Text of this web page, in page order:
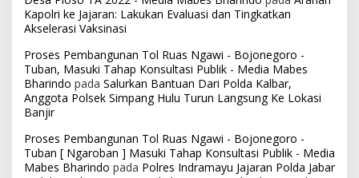
Kapolri ke Jajaran: Lakukan Evaluasi dan Tingkatkan
Akselerasi Vaksinasi
Proses Pembangunan Tol Ruas Ngawi - Bojonegoro -
Tuban, Masuki Tahap Konsultasi Publik - Media Mabes
Bharindo pada Salurkan Bantuan Dari Polda Kalbar,
Anggota Polsek Simpang Hulu Turun Langsung Ke Lokasi
Banjir
Proses Pembangunan Tol Ruas Ngawi - Bojonegoro -
Tuban [ Ngaroban ] Masuki Tahap Konsultasi Publik - Media
Mabes Bharindo pada Polres Indramayu Jajaran Polda Jabar